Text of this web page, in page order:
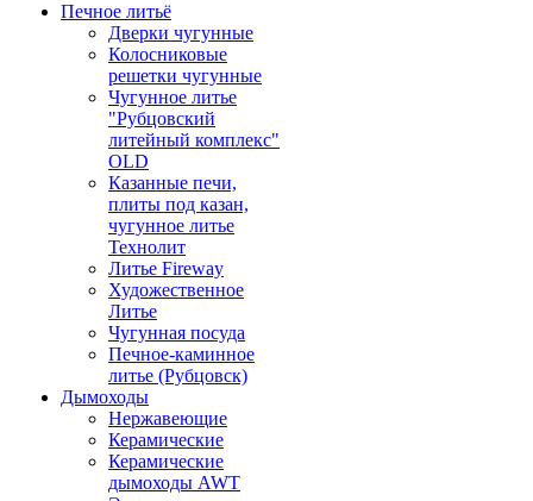
Печное литьё
Дверки чугунные
Колосниковые
решетки чугунные
Чугунное литье
"Рубцовский
литейный комплекс"
OLD
Казанные печи,
плиты под казан,
чугунное литье
Технолит
Литье Fireway
Художественное
Литье
Чугунная посуда
Печное-каминное
литье (Рубцовск)
Дымоходы
Нержавеющие
Керамические
Керамические
дымоходы AWT